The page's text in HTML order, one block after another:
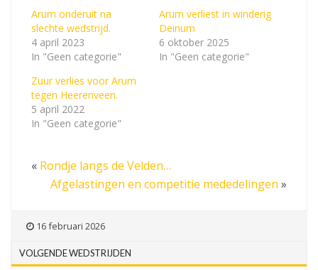
Arum onderuit na
slechte wedstrijd.
4 april 2023
In "Geen categorie"
Arum verliest in winderig
Deinum
6 oktober 2025
In "Geen categorie"
Zuur verlies voor Arum
tegen Heerenveen.
5 april 2022
In "Geen categorie"
« Rondje langs de Velden…
Afgelastingen en competitie mededelingen »
16 februari 2026
VOLGENDE WEDSTRIJDEN